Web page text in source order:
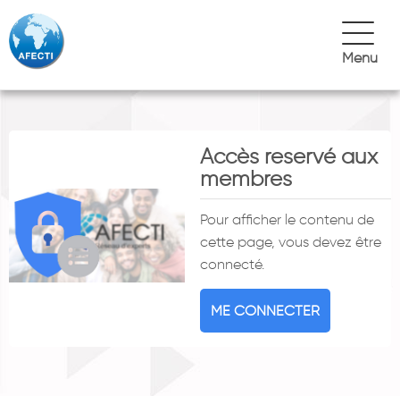
Menu
Accès reservé aux
membres
Pour afficher le contenu de
cette page, vous devez être
connecté.
ME CONNECTER